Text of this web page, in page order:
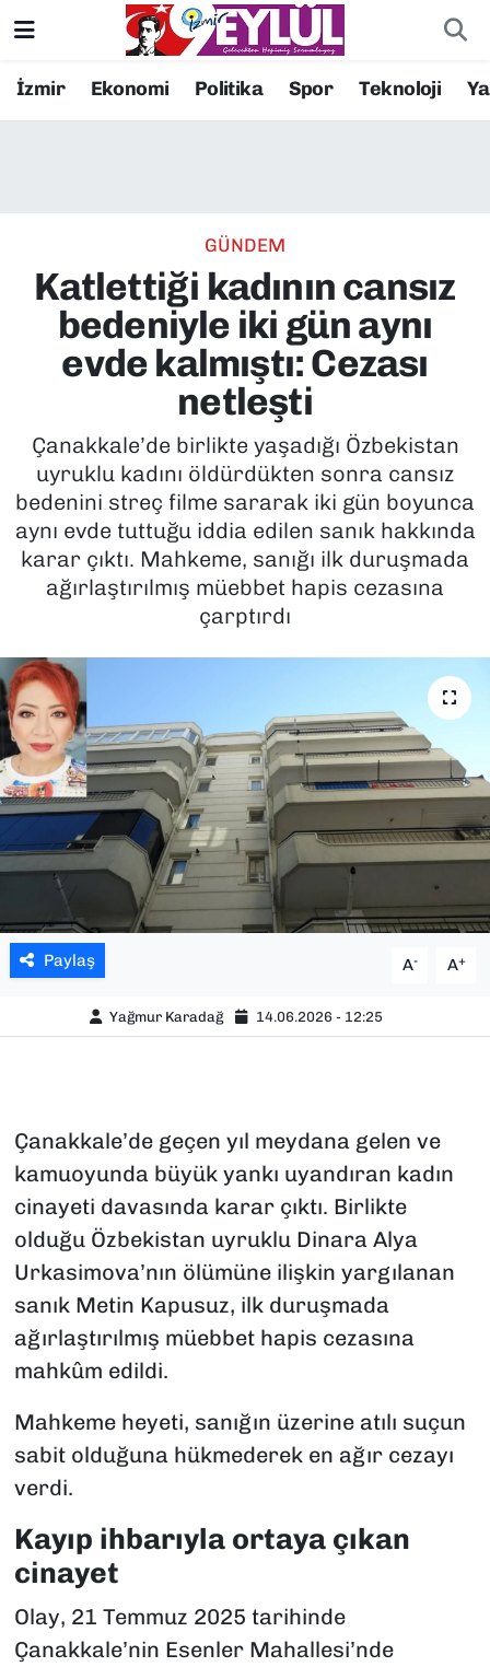
İzmir Ekonomi Politika Spor Teknoloji
GÜNDEM
Katlettiği kadının cansız
bedeniyle iki gün aynı
evde kalmıştı: Cezası
netleşti
Çanakkale’de birlikte yaşadığı Özbekistan
uyruklu kadını öldürdükten sonra cansız
bedenini streç filme sararak iki gün boyunca
aynı evde tuttuğu iddia edilen sanık hakkında
karar çıktı. Mahkeme, sanığı ilk duruşmada
ağırlaştırılmış müebbet hapis cezasına
çarptırdı
Paylaş A- A+
Yağmur Karadağ 14.06.2026 - 12:25
Çanakkale’de geçen yıl meydana gelen ve
kamuoyunda büyük yankı uyandıran kadın
cinayeti davasında karar çıktı. Birlikte
olduğu Özbekistan uyruklu Dinara Alya
Urkasimova’nın ölümüne ilişkin yargılanan
sanık Metin Kapusuz, ilk duruşmada
ağırlaştırılmış müebbet hapis cezasına
mahkûm edildi.
Mahkeme heyeti, sanığın üzerine atılı suçun
sabit olduğuna hükmederek en ağır cezayı
verdi.
Kayıp ihbarıyla ortaya çıkan
cinayet
Olay, 21 Temmuz 2025 tarihinde
Çanakkale’nin Esenler Mahallesi’nde
Resmi İlanlar
EKONOMİ
KÜLTÜR SANAT
POLİTİKA
SAĞLIK
SPOR
YAŞAM
YEREL YÖNETİMLER
Konak Nöbetçi Eczaneler
Süper Lig Puan Durumu ve Fikstür
Tüm Manşetler
Son Dakika Haberleri